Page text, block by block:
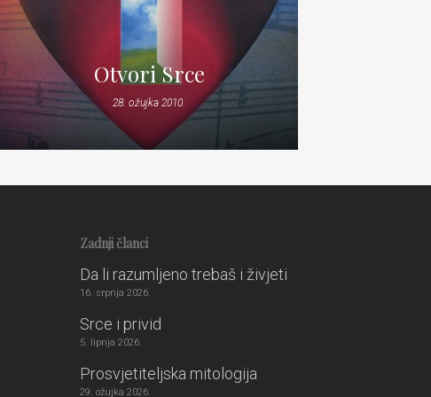
Otvori Srce
28. ožujka 2010.
Zadnji članci
Da li razumljeno trebaš i živjeti
16. srpnja 2026.
Srce i privid
5. lipnja 2026.
Prosvjetiteljska mitologija
29. ožujka 2026.